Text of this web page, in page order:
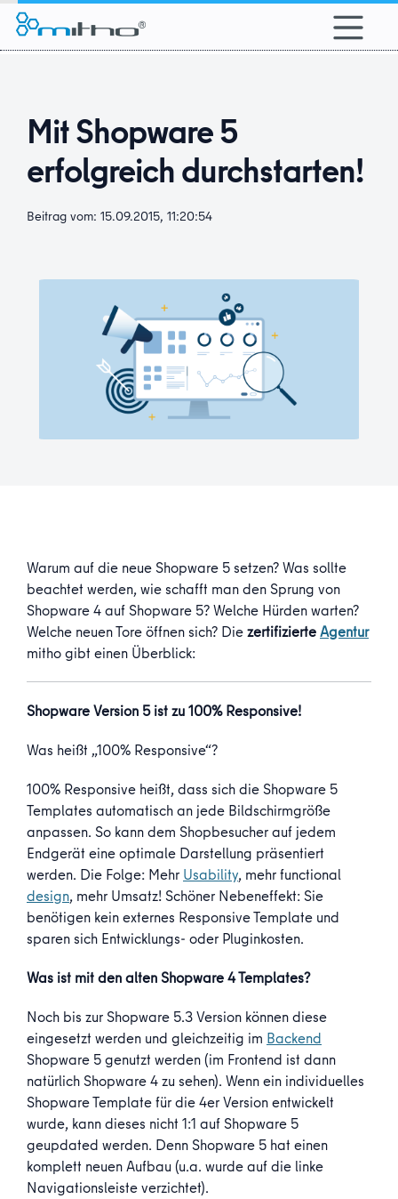
springen
Mit Shopware 5
erfolgreich durchstarten!
Beitrag vom: 15.09.2015, 11:20:54
Warum auf die neue Shopware 5 setzen? Was sollte
beachtet werden, wie schafft man den Sprung von
Shopware 4 auf Shopware 5? Welche Hürden warten?
Welche neuen Tore öffnen sich? DiezertifizierteAgentur
mitho gibt einen Überblick:
Shopware Version 5 ist zu 100% Responsive!
Was heißt „100% Responsive“?
100% Responsive heißt, dass sich die Shopware 5
Templates automatisch an jede Bildschirmgröße
anpassen. So kann dem Shopbesucher auf jedem
Endgerät eine optimale Darstellung präsentiert
werden. Die Folge: Mehr Usability, mehr functional
design, mehr Umsatz! Schöner Nebeneffekt: Sie
benötigen kein externes Responsive Template und
sparen sich Entwicklungs- oder Pluginkosten.
Was ist mit den alten Shopware 4 Templates?
Noch bis zur Shopware 5.3 Version können diese
eingesetzt werden und gleichzeitig im Backend
Shopware 5 genutzt werden (im Frontend ist dann
natürlich Shopware 4 zu sehen). Wenn ein individuelles
Shopware Template für die 4er Version entwickelt
wurde, kann dieses nicht 1:1 auf Shopware 5
geupdated werden. Denn Shopware 5 hat einen
komplett neuen Aufbau (u.a. wurde auf die linke
Navigationsleiste verzichtet).